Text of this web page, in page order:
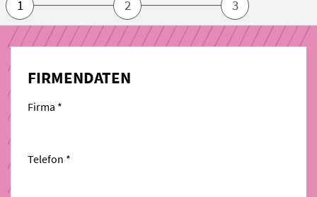
1 2 3
FIRMENDATEN
Firma *
Telefon *